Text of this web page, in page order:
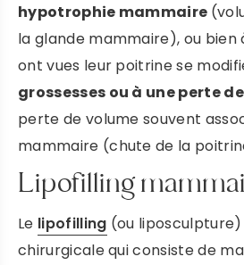
hypotrophie mammaire
la glande mammaire), ou bien
ont vues leur poitrine se
grossesses ou à une perte
perte de volume souvent
mammaire (chute de la
Lipofilling
Le lipofilling (ou
chirurgicale qui consiste de
DR
PRENDRE